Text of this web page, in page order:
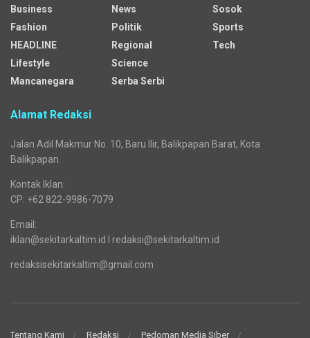
Business
Fashion
HEADLINE
Lifestyle
Mancanegara
News
Politik
Regional
Science
Serba Serbi
Sosok
Sports
Tech
Alamat Redaksi
Jalan Adil Makmur No. 10, Baru Ilir, Balikpapan Barat, Kota
Balikpapan.
Kontak Iklan:
CP: +62 822-9986-7079
Email:
iklan@sekitarkaltim.id I redaksi@sekitarkaltim.id
redaksisekitarkaltim@gmail.com
Tentang Kami Redaksi Pedoman Media Siber